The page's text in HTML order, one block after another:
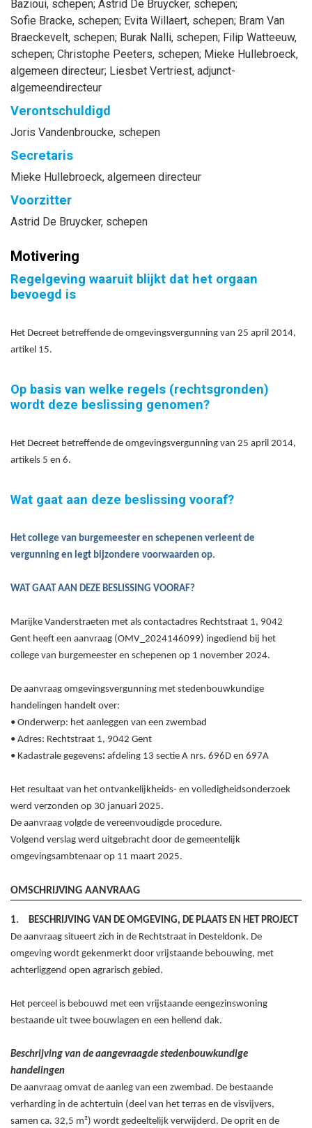
Bazioui, schepen; Astrid De Bruycker, schepen;
Sofie Bracke, schepen; Evita Willaert, schepen; Bram Van
Braeckevelt, schepen; Burak Nalli, schepen; Filip Watteeuw,
schepen; Christophe Peeters, schepen; Mieke Hullebroeck,
algemeen directeur; Liesbet Vertriest, adjunct-
algemeendirecteur
Verontschuldigd
Joris Vandenbroucke, schepen
Secretaris
Mieke Hullebroeck, algemeen directeur
Voorzitter
Astrid De Bruycker, schepen
Motivering
Regelgeving waaruit blijkt dat het orgaan
bevoegd is
Het Decreet betreffende de omgevingsvergunning van 25 april 2014,
artikel 15.
Op basis van welke regels (rechtsgronden)
wordt deze beslissing genomen?
Het Decreet betreffende de omgevingsvergunning van 25 april 2014,
artikels 5 en 6.
Wat gaat aan deze beslissing vooraf?
Het college van burgemeester en schepenen verleent de
vergunning en legt bijzondere voorwaarden op.
WAT GAAT AAN DEZE BESLISSING VOORAF?
Marijke Vanderstraeten met als contactadres Rechtstraat 1, 9042
Gent heeft een aanvraag (OMV_2024146099) ingediend bij het
college van burgemeester en schepenen op 1 november 2024.
De aanvraag omgevingsvergunning met stedenbouwkundige
handelingen handelt over:
• Onderwerp: het aanleggen van een zwembad
• Adres: Rechtstraat 1, 9042 Gent
• Kadastrale gegevens: afdeling 13 sectie A nrs. 696D en 697A
Het resultaat van het ontvankelijkheids- en volledigheidsonderzoek
werd verzonden op 30 januari 2025.
De aanvraag volgde de vereenvoudigde procedure.
Volgend verslag werd uitgebracht door de gemeentelijk
omgevingsambtenaar op 11 maart 2025.
OMSCHRIJVING AANVRAAG
1.
BESCHRIJVING VAN DE OMGEVING, DE PLAATS EN HET PROJECT
De aanvraag situeert zich in de Rechtstraat in Desteldonk. De
omgeving wordt gekenmerkt door vrijstaande bebouwing, met
achterliggend open agrarisch gebied.
Het perceel is bebouwd met een vrijstaande eengezinswoning
bestaande uit twee bouwlagen en een hellend dak.
Beschrijving van de aangevraagde stedenbouwkundige
handelingen
De aanvraag omvat de aanleg van een zwembad. De bestaande
verharding in de achtertuin (deel van het terras en de visvijvers,
samen ca. 32,5 m²) wordt gedeeltelijk verwijderd. De oprit en de